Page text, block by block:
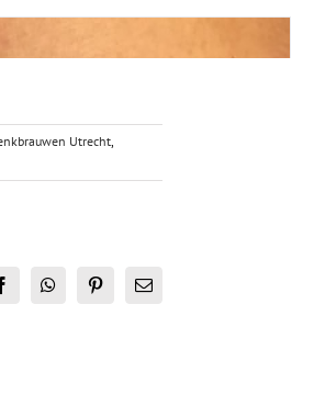
Utrecht,
FacebookWhatsAppPinterestE-